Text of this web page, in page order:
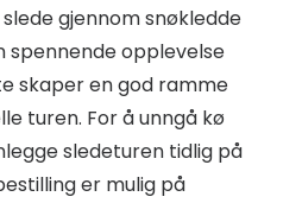
gjennom snøkledde
spennende opplevelse
skaper en god ramme
turen. For å unngå kø
sledeturen tidlig på
er mulig på